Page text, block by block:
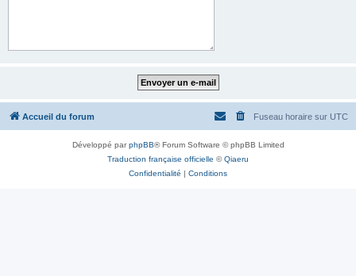
Accueil du forum Fuseau horaire sur UTC
Développé parphpBB® Forum Software © phpBB Limited
Traduction française officielle ©Qiaeru
Confidentialité | Conditions